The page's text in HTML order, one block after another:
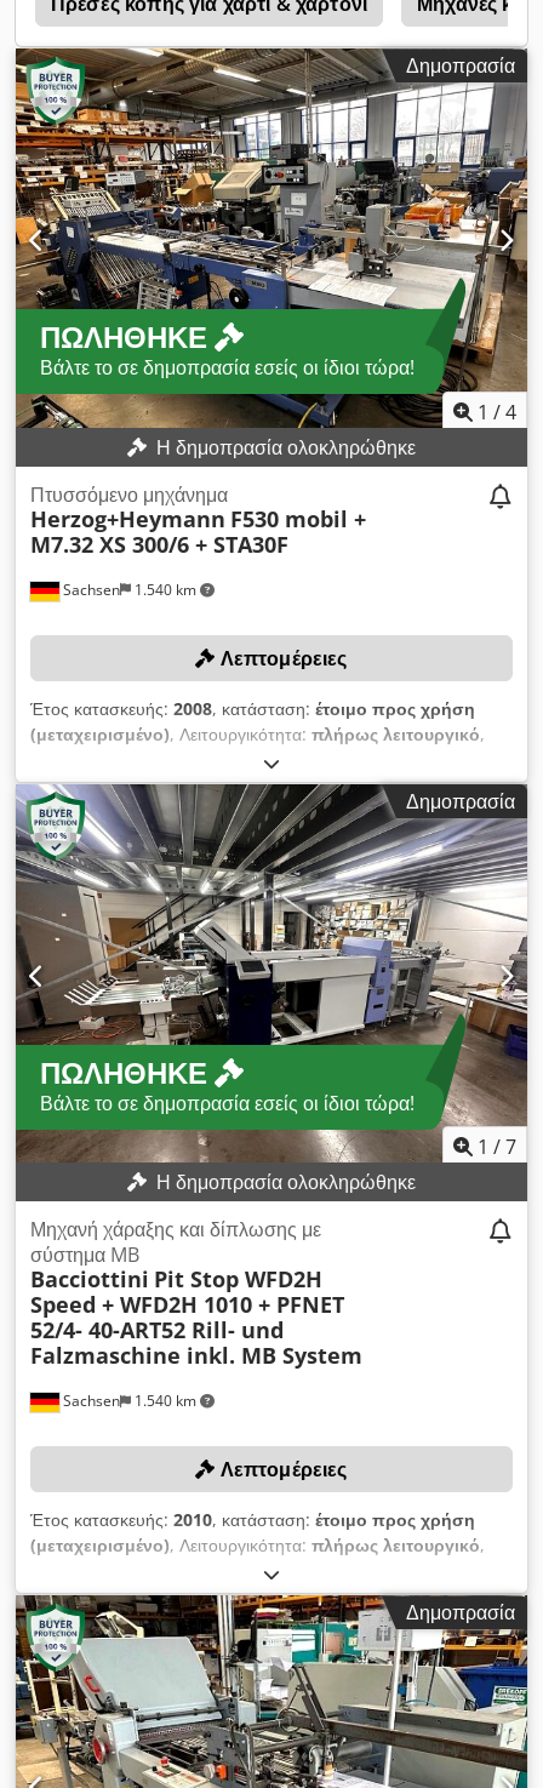
Δημοπρασία
ΠΩΛΉΘΗΚΕ
Βάλτε το σε δημοπρασία εσείς οι ίδιοι τώρα!
1 /4
Η δημοπρασία ολοκληρώθηκε
Sachsen 1.540 km
Πτυσσόμενο μηχάνημα
Herzog+Heymann F530 mobil +
M7.32 XS 300/6 + STA30F
Λεπτομέρειες
Έτος κατασκευής: 2008, κατάσταση: έτοιμο προς χρήση
(μεταχειρισμένο), Λειτουργικότητα: πλήρως λειτουργικό,
, Η υποβολή προσφοράς
υποχρεώνει σε έγκαιρη αποκομιδή έως τις 31.12.2025! Η
προσφορά περιλαμβάνει: Τροφοδότης F530 κινητός (αριθμός
σειράς: 95080104, έτος κατασκευής: 2008) Σύστημα
πτύχωσης H + H M7.32 (αριθμός σειράς: 253/08, έτος
κατασκευής: 2008) Συσκευή εξαγωγής H + H 271 (αριθμός
σειράς: 246/08, έτος κατασκευής: 2008) Μεταβιβαστικό H+H
246/08 (αριθμός σειράς: 850.3-363, έτος κατασκευής: 2008)
Μαχαίρι H+H XS 300/6 (αριθμός σειράς: 253/08, έτος
κατασκευής: 2008) Τροφοδότης μικρού σχήματος H+H
(αριθμός σειράς: 204/91 272-0085, έτος κατασκευής: 1991;
απορρόφηση από κάτω) Dcedpfjxyhg Asx Aafok Συσκευή
εξαγωγής μικρού σχήματος Stahl STA30F (έτος κατασκευής:
1990) ΤΕΧΝΙΚΕΣ ΛΕΠΤΟΜΕΡΕΙΕΣ Πλάτος εισόδου
συστήματος πτύχωσης: 520 mm Αριθμός θυλάκων
συστήματος πτύχωσης: 12
Δημοπρασία
ΠΩΛΉΘΗΚΕ
Βάλτε το σε δημοπρασία εσείς οι ίδιοι τώρα!
1 /7
Η δημοπρασία ολοκληρώθηκε
Sachsen 1.540 km
Μηχανή χάραξης και δίπλωσης με
σύστημα MB
Bacciottini Pit Stop WFD2H
Speed + WFD2H 1010 + PFNET
52/4- 40-ART52 Rill- und
Falzmaschine inkl. MB System
Λεπτομέρειες
Έτος κατασκευής: 2010, κατάσταση: έτοιμο προς χρήση
(μεταχειρισμένο), Λειτουργικότητα: πλήρως λειτουργικό,
αριθμός μηχανήματος/οχήματος:
προσφοράς υποχρεώνει σε έγκαιρη παραλαβή έως τις
31.12.2025! Η προσφορά περιλαμβάνει: Dcedpfexyh E Sox
Aafok Bacciottini Pit Stop WFD2H Speed (Αριθμός σειράς:
WFD2H 1010, Έτος κατασκευής: 2010) MB PFNET 52/4-40-
ART52 (Αριθμός σειράς: 101258050) ΤΕΧΝΙΚΑ ΣΤΟΙΧΕΙΑ
Αριθμός θυλάκων: 4 ΕΞΟΠΛΙΣΜΟΣ Σύστημα γραμμής με 2
δοκούς Inline Εκτεταμένος τροφοδότης MB μηχανή
διπλώματος Τσέπη διπλώματος αλτάρι Εκφόρτωση
Δημοπρασία